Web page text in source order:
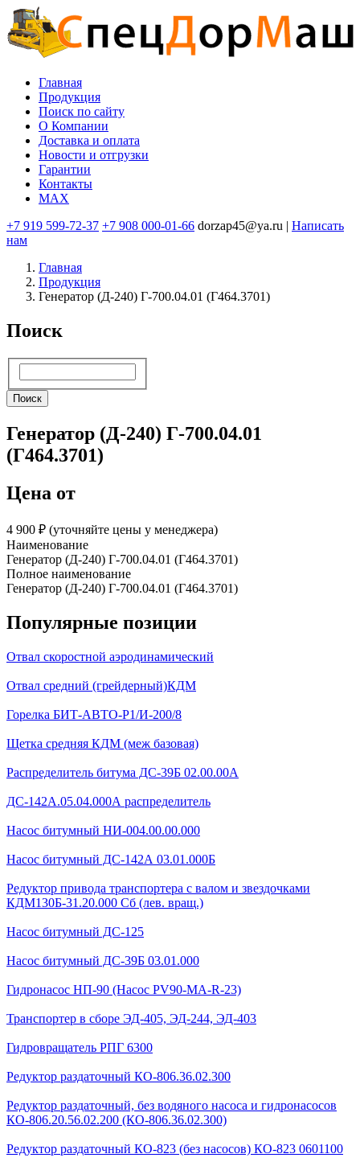
Перейти
к
основному
содержанию
Основная
навигация
Главная
Продукция
Поиск по сайту
O Компании
Доставка и оплата
Новости и отгрузки
Гарантии
Контакты
MAX
+7 919 599-72-37 +7 908 000-01-66 dorzap45@ya.ru | Написать
нам
Главная
Продукция
Генератор (Д-240) Г-700.04.01 (Г464.3701)
Поиск
Поиск
Генератор (Д-240) Г-700.04.01
(Г464.3701)
Цена от
4 900 ₽︁ (уточняйте цены у менеджера)
Наименование
Генератор (Д-240) Г-700.04.01 (Г464.3701)
Полное наименование
Генератор (Д-240) Г-700.04.01 (Г464.3701)
Популярные позиции
Отвал скоростной аэродинамический
Отвал средний (грейдерный)КДМ
Горелка БИТ-АВТО-Р1/И-200/8
Щетка средняя КДМ (меж базовая)
Распределитель битума ДС-39Б 02.00.00А
ДС-142А.05.04.000А распределитель
Насос битумный НИ-004.00.00.000
Насос битумный ДС-142А 03.01.000Б
Редуктор привода транспортера с валом и звездочками
КДМ130Б-31.20.000 Сб (лев. вращ.)
Насос битумный ДС-125
Насос битумный ДС-39Б 03.01.000
Гидронасос НП-90 (Насос PV90-MA-R-23)
Транспортер в сборе ЭД-405, ЭД-244, ЭД-403
Гидровращатель РПГ 6300
Редуктор раздаточный КО-806.36.02.300
Редуктор раздаточный, без водяного насоса и гидронасосов
КО-806.20.56.02.200 (КО-806.36.02.300)
Редуктор раздаточный КО-823 (без насосов) КО-823 0601100